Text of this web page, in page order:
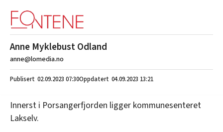
Anne Myklebust Odland
anne@lomedia.no
02.09.2023 07:30 04.09.2023 13:21
Innerst i Porsangerfjorden ligger kommunesenteret
Lakselv.